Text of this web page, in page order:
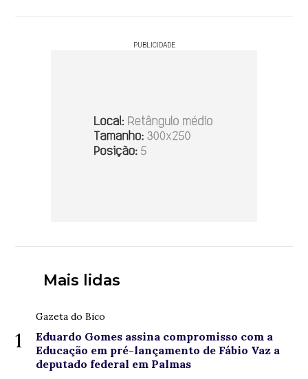
PUBLICIDADE
Mais lidas
1
Gazeta do Bico
Eduardo Gomes assina compromisso com a
Educação em pré-lançamento de Fábio Vaz a
deputado federal em Palmas